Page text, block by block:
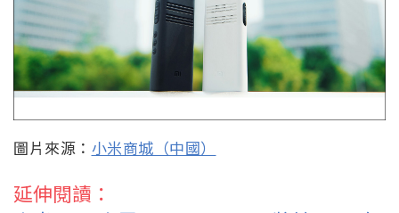
圖片來源： 小米商城（中國）
延伸閱讀：